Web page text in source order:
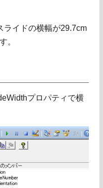
ライドの横幅が29.7cm
。
プロパティで横